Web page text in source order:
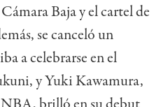
Baja y el cartel de
se canceló un
a celebrarse en el
y Yuki Kawamura,